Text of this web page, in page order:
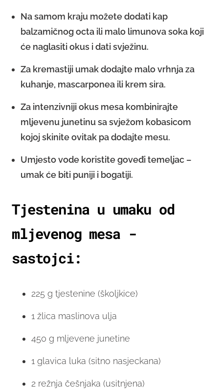
Na samom kraju možete dodati kap
balzamičnog octa ili malo limunova soka koji
će naglasiti okus i dati svježinu.
Za kremastiji umak dodajte malo vrhnja za
kuhanje, mascarponea ili krem sira.
Za intenzivniji okus mesa kombinirajte
mljevenu junetinu sa svježom kobasicom
kojoj skinite ovitak pa dodajte mesu.
Umjesto vode koristite goveđi temeljac –
umak će biti puniji i bogatiji.
Tjestenina u umaku od
mljevenog mesa -
sastojci:
225 g tjestenine (školjkice)
1 žlica maslinova ulja
450 g mljevene junetine
1 glavica luka (sitno nasjeckana)
2 režnja češnjaka (usitnjena)